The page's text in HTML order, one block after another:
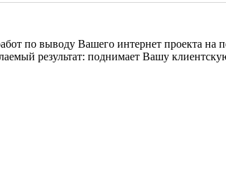
по выводу Вашего интернет проекта
дает желаемый результат: поднимает Вашу